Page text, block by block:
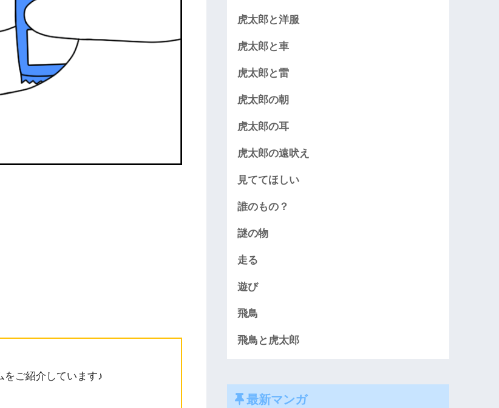
ご紹介しています♪
虎太郎と洋服
虎太郎と車
虎太郎と雷
虎太郎の朝
虎太郎の耳
虎太郎の遠吠え
見ててほしい
誰のもの？
謎の物
走る
遊び
飛鳥
飛鳥と虎太郎
最新マンガ